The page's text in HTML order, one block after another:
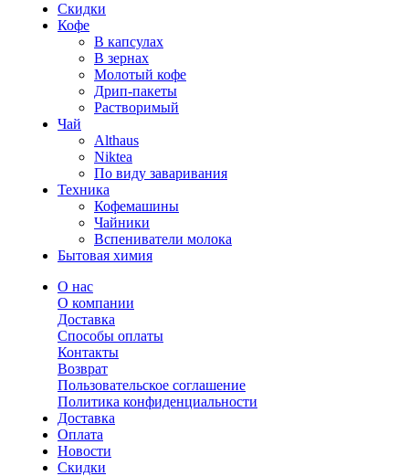
Скидки
Кофе
В капсулах
В зернах
Молотый кофе
Дрип-пакеты
Растворимый
Чай
Althaus
Niktea
По виду заваривания
Техника
Кофемашины
Чайники
Вспениватели молока
Бытовая химия
О нас
О компании
Доставка
Способы оплаты
Контакты
Возврат
Пользовательское соглашение
Политика конфиденциальности
Доставка
Оплата
Новости
Скидки